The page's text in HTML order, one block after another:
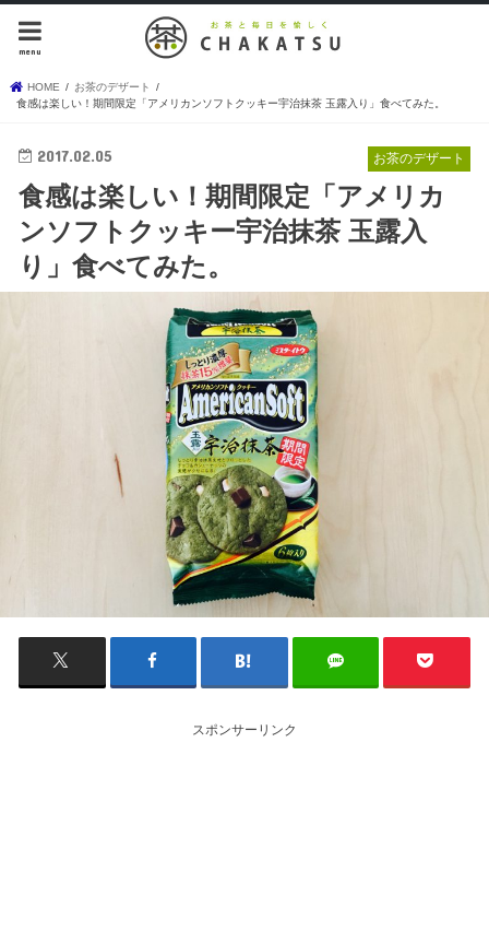
menu
HOME
お茶のデザート
食感は楽しい！期間限定「アメリカンソフトクッキー宇治抹茶 玉露入り」食べてみた。
お茶のデザート
2017.02.05
食感は楽しい！期間限定「アメリカ
ンソフトクッキー宇治抹茶 玉露入
り」食べてみた。
スポンサーリンク